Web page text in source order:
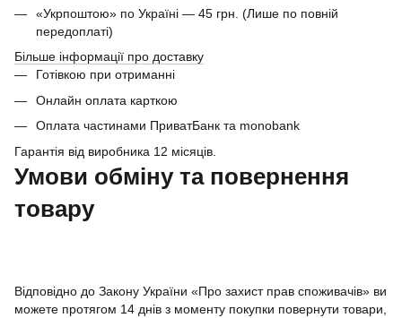
«Укрпоштою» по Україні — 45 грн. (Лише по повній
передоплаті)
Більше інформації про доставку
Готівкою при отриманні
Онлайн оплата карткою
Оплата частинами ПриватБанк та monobank
Гарантія від виробника 12 місяців.
Умови обміну та повернення
товару
Відповідно до Закону України «Про захист прав споживачів» ви
можете протягом 14 днів з моменту покупки повернути товари,